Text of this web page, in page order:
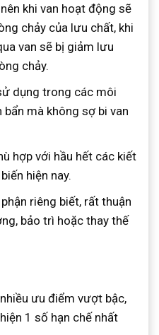
khi van hoạt động sẽ
chảy của lưu chất, khi
van sẽ bị giảm lưu
chảy.
dụng trong các môi
mà không sợ bi van
hợp với hầu hết các kiết
hiện nay.
riêng biết, rất thuận
bảo trì hoặc thay thế
ưu điểm vượt bậc,
1 số hạn chế nhất